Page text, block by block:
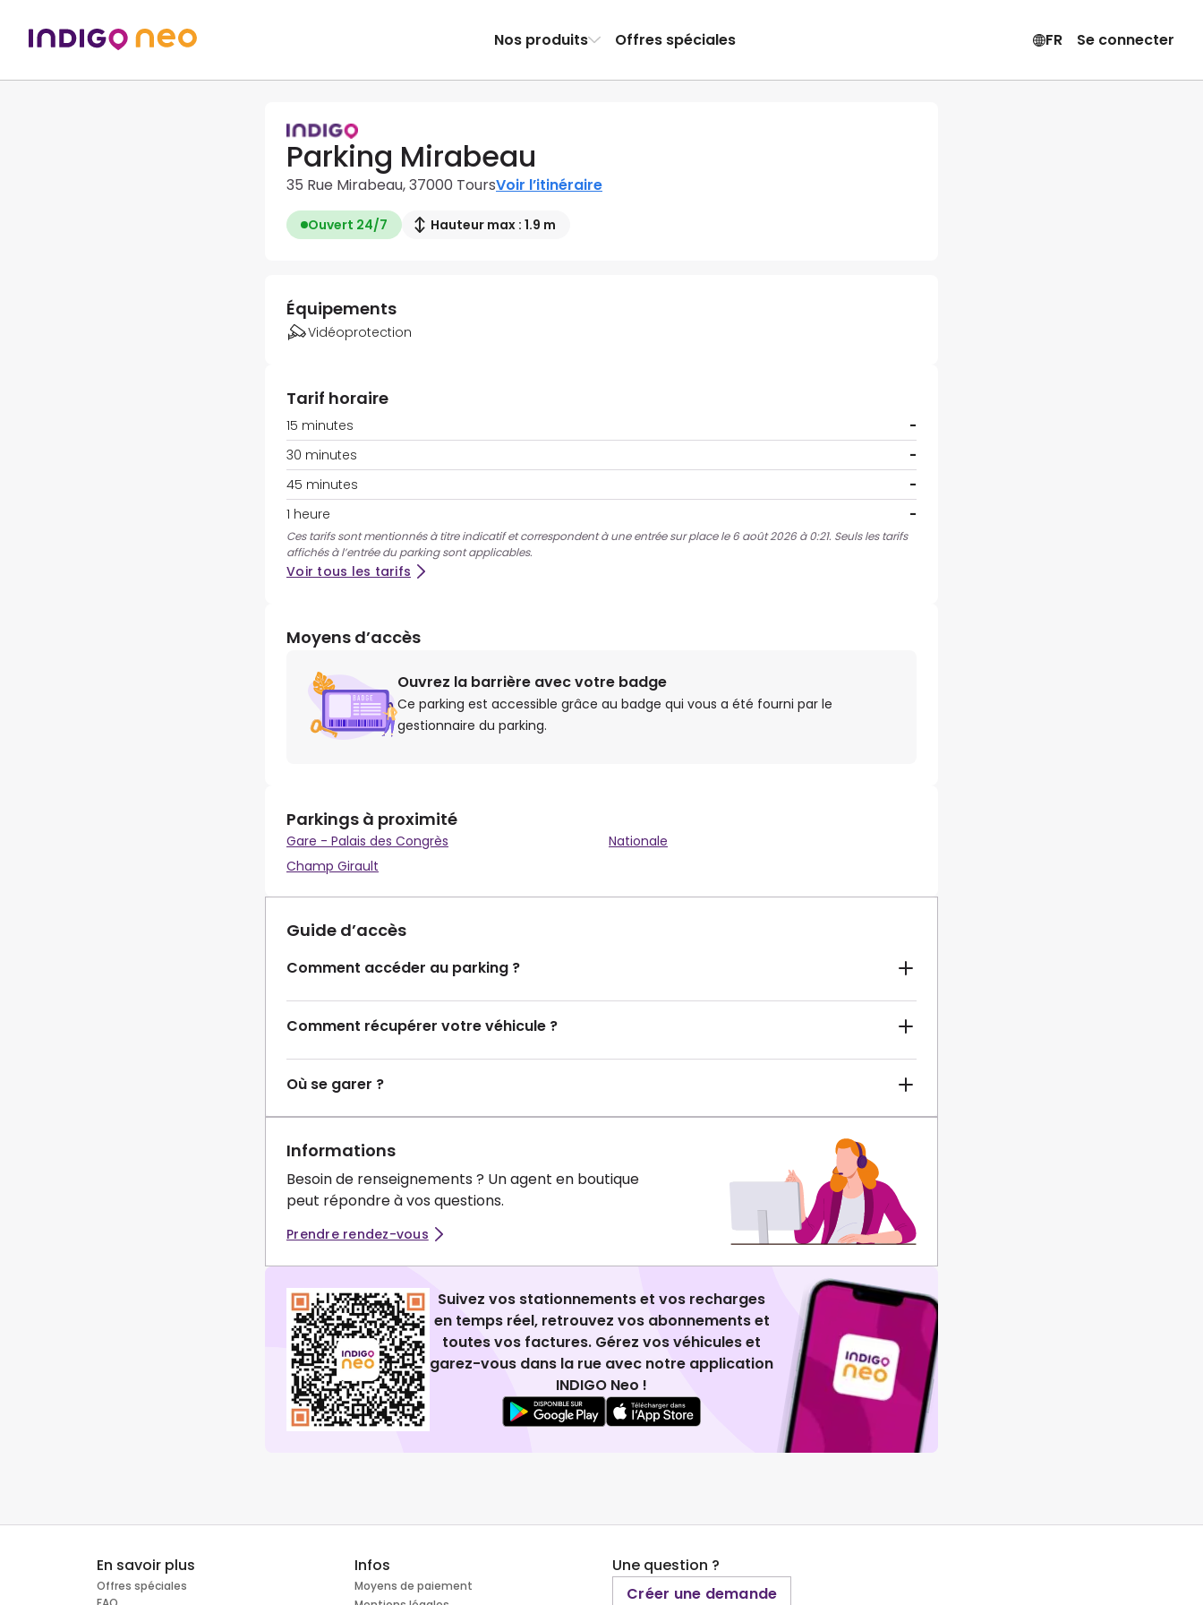
Nos produits Offres spéciales FR Se connecter
Parking Mirabeau
35 Rue Mirabeau, 37000 ToursVoir l’itinéraire
Ouvert 24/7 Hauteur max : 1.9 m
Équipements
Vidéoprotection
Tarif horaire
15 minutes
-
30 minutes
-
45 minutes
-
1 heure
-
Ces tarifs sont mentionnés à titre indicatif et correspondent à une entrée sur place le 6 août 2026 à 0:21. Seuls les tarifs
affichés à l’entrée du parking sont applicables.
Voir tous les tarifs
Moyens d’accès
Ouvrez la barrière avec votre badge
Ce parking est accessible grâce au badge qui vous a été fourni par le
gestionnaire du parking.
Parkings à proximité
Gare - Palais des Congrès
Nationale
Champ Girault
Guide d’accès
Comment accéder au parking ?
Comment récupérer votre véhicule ?
Où se garer ?
Informations
Besoin de renseignements ? Un agent en boutique
peut répondre à vos questions.
Prendre rendez-vous
Suivez vos stationnements et vos recharges
en temps réel, retrouvez vos abonnements et
toutes vos factures. Gérez vos véhicules et
garez-vous dans la rue avec notre application
INDIGO Neo !
En savoir plus
Offres spéciales
Infos
Moyens de paiement
Une question ?
Créer une demande